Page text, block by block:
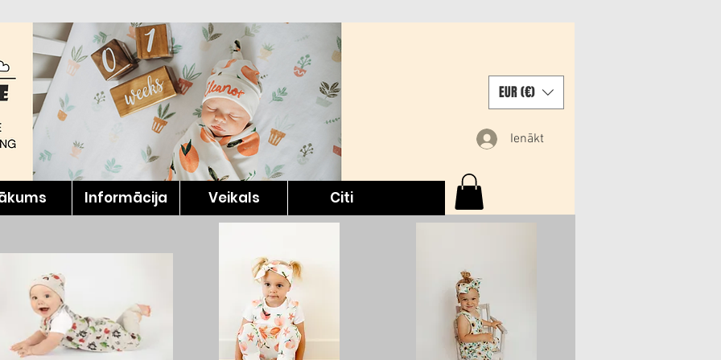
EUR (€)
Ienākt
Informācija Veikals Citi